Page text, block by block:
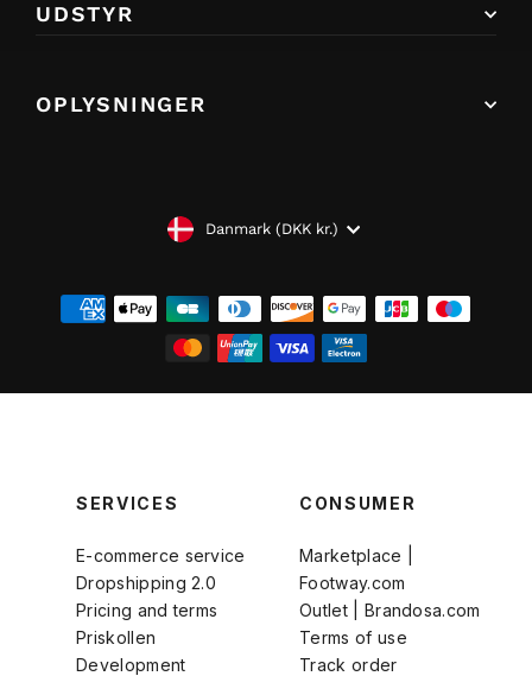
UDSTYR
OPLYSNINGER
VALUTADanmark (DKK kr.)
SERVICES
E-commerce service
Dropshipping 2.0
Pricing and terms
Priskollen
Development
CONSUMER
Marketplace |
Footway.com
Outlet | Brandosa.com
Terms of use
Track order